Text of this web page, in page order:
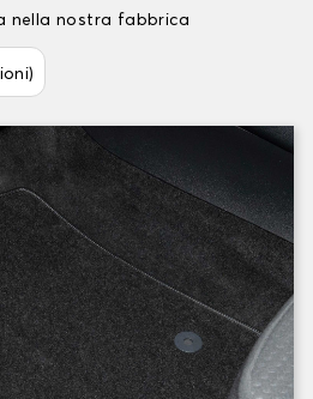
nella nostra fabbrica